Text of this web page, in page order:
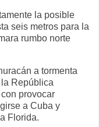
la posible
seis metros para la
rumbo norte
a tormenta
República
provocar
a Cuba y
Florida.